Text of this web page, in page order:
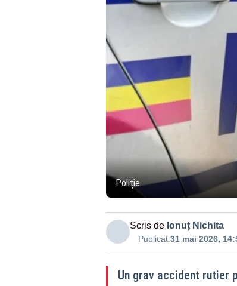
Poliție
Scris de Ionuț Nichita
Publicat:31 mai 2026,
Un grav accident rutier